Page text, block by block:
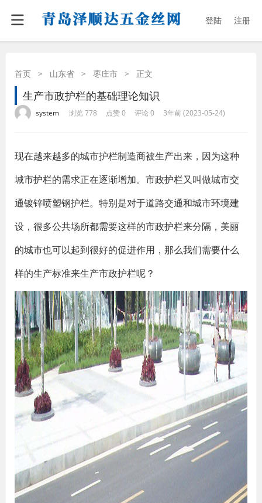
登陆 注册
首页 > 山东省 > 枣庄市 > 正文
生产市政护栏的基础理论知识
system 浏览 778 点赞 0 评论 0 3年前 (2023-05-24)
现在越来越多的城市护栏制造商被生产出来，因为这种
城市护栏的需求正在逐渐增加。市政护栏又叫做城市交
通镀锌喷塑钢护栏。特别是对于道路交通和城市环境建
设，很多公共场所都需要这样的市政护栏来分隔，美丽
的城市也可以起到很好的促进作用，那么我们需要什么
样的生产标准来生产市政护栏呢？